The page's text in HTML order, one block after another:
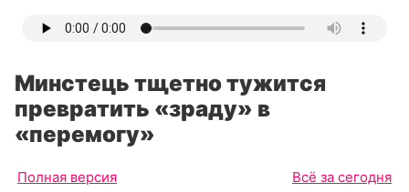
Минстець тщетно тужится
превратить «зраду» в
«перемогу»
Полная версия Всё за сегодня